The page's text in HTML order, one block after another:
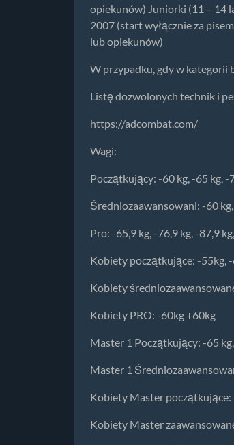
opiekunów) Juniorki (11 – 14
2007 (start wyłącznie za
lub opiekunów)
W przypadku, gdy w kategorii
Listę dozwolonych technik i
https://adcombat.com/
Wagi:
Początkujący: -60 kg, -65 kg, -
Średniozaawansowani: -60
Pro: -65,9 kg, -76,9 kg, -87,9
Kobiety początkujące: -55kg,
Kobiety
Kobiety PRO: -60kg +60kg
Master 1 Początkujący: -65
Master 1
Kobiety Master początkujące:
Kobiety Master